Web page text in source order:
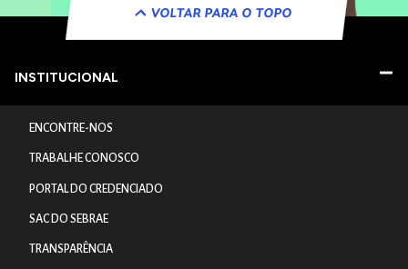
VOLTAR PARA O TOPO
INSTITUCIONAL
ENCONTRE-NOS
TRABALHE CONOSCO
PORTAL DO CREDENCIADO
SAC DO SEBRAE
TRANSPARÊNCIA